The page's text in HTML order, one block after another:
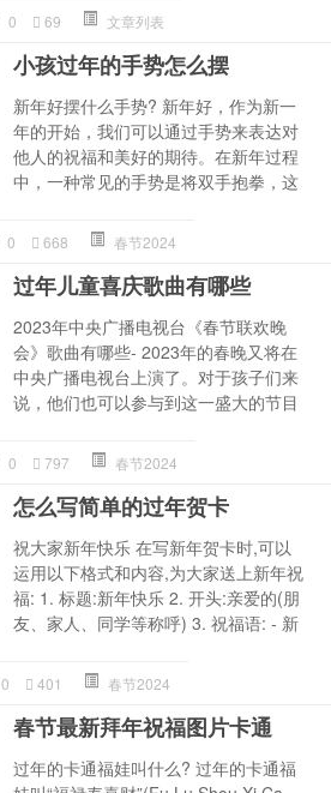
0 69 文章列表
小孩过年的手势怎么摆
新年好摆什么手势? 新年好，作为新一
年的开始，我们可以通过手势来表达对
他人的祝福和美好的期待。在新年过程
中，一种常见的手势是将双手抱拳，这
0 668 春节2024
过年儿童喜庆歌曲有哪些
2023年中央广播电视台《春节联欢晚
会》歌曲有哪些- 2023年的春晚又将在
中央广播电视台上演了。对于孩子们来
说，他们也可以参与到这一盛大的节目
0 797 春节2024
怎么写简单的过年贺卡
祝大家新年快乐 在写新年贺卡时,可以
运用以下格式和内容,为大家送上新年祝
福: 1. 标题:新年快乐 2. 开头:亲爱的(朋
友、家人、同学等称呼) 3. 祝福语: - 新
0 401 春节2024
春节最新拜年祝福图片卡通
过年的卡通福娃叫什么? 过年的卡通福